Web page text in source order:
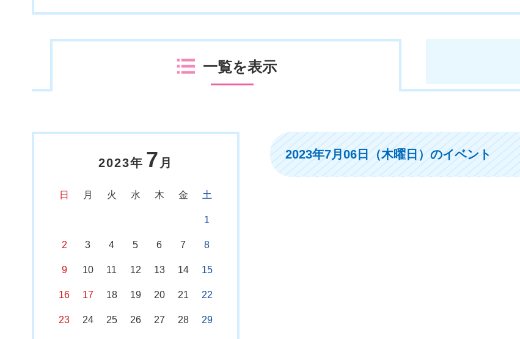
一覧を表示
2023年 7 月
日 月 火 水 木 金 土
1
2 3 4 5 6 7 8
9 10 11 12 13 14 15
16 17 18 19 20 21 22
23 24 25 26 27 28 29
2023年7月06日（木曜日）のイベント